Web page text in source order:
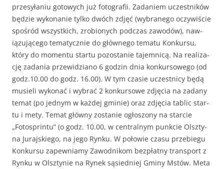
przesyła­niu gotowych już fotografii. Zadaniem uczest­ników
będzie wyko­nanie tylko dwóch zdjęć (wybranego oczy­wiś­cie
spośród wszys­t­kich, zro­bionych pod­czas zawodów), naw­
iązu­jącego tem­aty­cznie do głównego tem­atu Konkur­su,
który do momen­tu star­tu pozostanie tajem­nicą. Na real­iza­
cję zada­nia przewidziano 6 godzin dnia konkur­sowego (od
godz.10.00 do godz. 16.00). W tym cza­sie uczest­ni­cy będą
musieli wykon­ać i wybrać 2 konkur­sowe zdję­cia na zadany
tem­at (po jed­nym w każdej gminie) oraz zdję­cia tablic star­
tu i mety. Tem­at główny zostanie ogłos­zony na star­cie
„Foto­sprintu” (o godz. 10.00, w cen­tral­nym punkcie Olsz­ty­
na Jura­jskiego, na jego Rynku. W połowie cza­su prze­biegu
Konkur­su zapew­ni­amy Zawod­nikom bezpłat­ny trans­port z
Rynku w Olsz­tynie na Rynek sąsied­niej Gminy Mstów. Meta